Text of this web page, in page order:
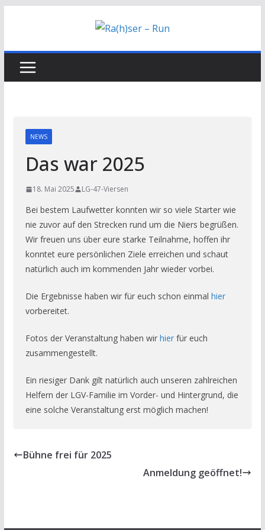
NEWS
Das war 2025
18. Mai 2025 LG-47-Viersen
Bei bestem Laufwetter konnten wir so viele Starter wie
nie zuvor auf den Strecken rund um die Niers begrüßen.
Wir freuen uns über eure starke Teilnahme, hoffen ihr
konntet eure persönlichen Ziele erreichen und schaut
natürlich auch im kommenden Jahr wieder vorbei.
Die Ergebnisse haben wir für euch schon einmal hier
vorbereitet.
Fotos der Veranstaltung haben wir hierfür euch
zusammengestellt.
Ein riesiger Dank gilt natürlich auch unseren zahlreichen
Helfern der LGV-Familie im Vorder- und Hintergrund, die
eine solche Veranstaltung erst möglich machen!
Bühne frei für 2025
Anmeldung geöffnet!